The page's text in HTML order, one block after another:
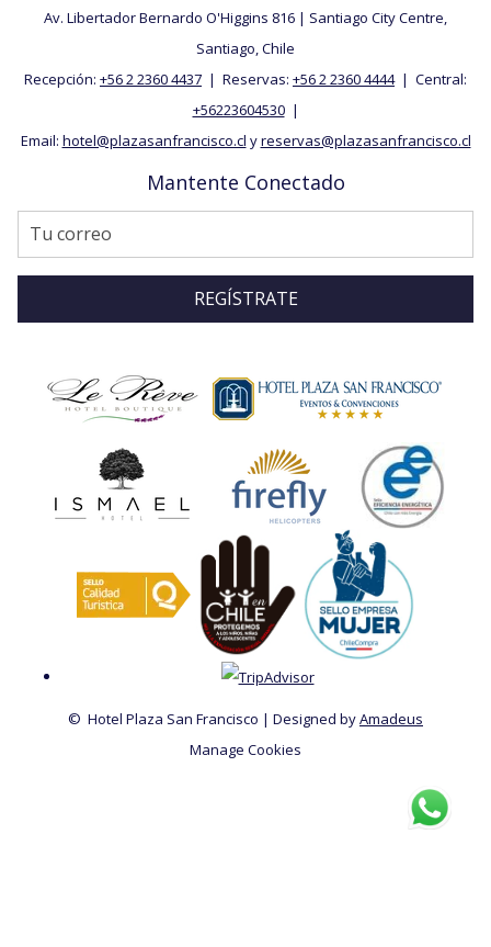
Av. Libertador Bernardo O'Higgins 816 | Santiago City Centre,
Santiago, ​Chile
Recepción: +56 2 2360 4437 | Reservas: +56 2 2360 4444| Central:
+56223604530|
Email: hotel@plazasanfrancisco.cl yreservas@plazasanfrancisco.cl
Mantente Conectado
REGÍSTRATE
© Hotel Plaza San Francisco | Designed byAmadeus
Manage Cookies